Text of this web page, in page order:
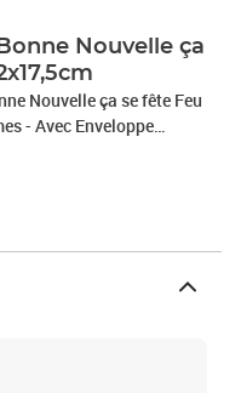
Nouvelle ça
Nouvelle ça se fête Feu
- Avec Enveloppe
Encres FLUO -Créé et